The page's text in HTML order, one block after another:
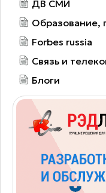
ДВ СМИ
Образование,
Forbes russia
Связь и
Блоги